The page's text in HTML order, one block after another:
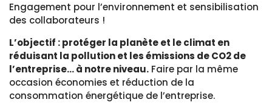
Engagement pour l’environnement et sensibilisation
des collaborateurs !
L’objectif : protéger la planète et le climat en
réduisant la pollution et les émissions de CO2 de
l’entreprise… à notre niveau. Faire par la même
occasion économies et réduction de la
consommation énergétique de l’entreprise.